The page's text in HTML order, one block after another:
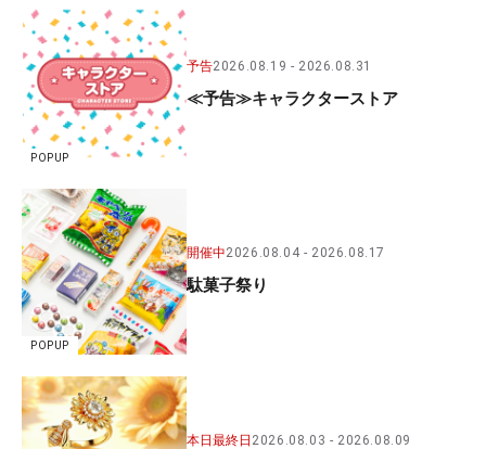
POPUP
予告2026.08.19 2026.08.31
≪予告≫キャラクターストア
POPUP
開催中2026.08.04 2026.08.17
駄菓子祭り
本日最終日 2026.08.03 2026.08.09